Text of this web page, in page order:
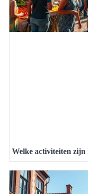
Welke activiteiten zijn